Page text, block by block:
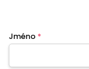
Jméno *